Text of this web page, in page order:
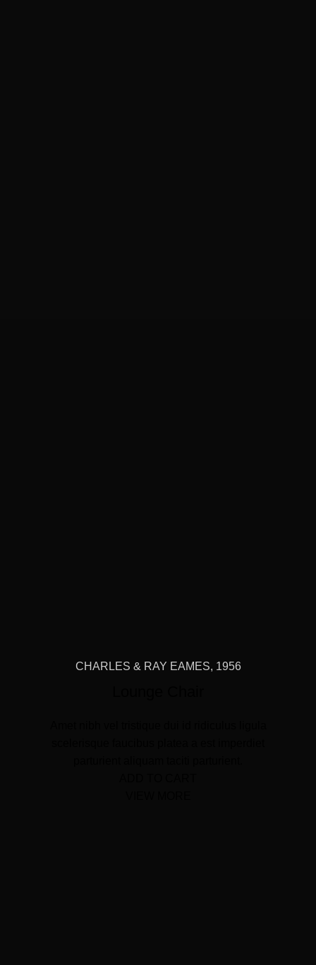
CHARLES & RAY EAMES, 1956